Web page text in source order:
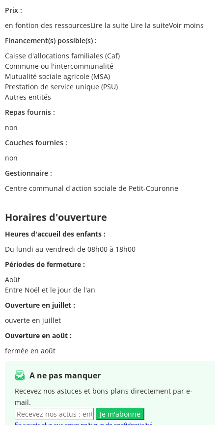
Prix :
en fontion des ressourcesLire la suite Lire la suiteVoir moins
Financement(s) possible(s) :
Caisse d'allocations familiales (Caf)
Commune ou l'intercommunalité
Mutualité sociale agricole (MSA)
Prestation de service unique (PSU)
Autres entités
Repas fournis :
non
Couches fournies :
non
Gestionnaire :
Centre communal d'action sociale de Petit-Couronne
Horaires d'ouverture
Heures d'accueil des enfants :
Du lundi au vendredi de 08h00 à 18h00
Périodes de fermeture :
Août
Entre Noël et le jour de l'an
Ouverture en juillet :
ouverte en juillet
Ouverture en août :
fermée en août
A ne pas manquer
Recevez nos astuces et bons plans directement par e-
mail.
Je m'abonne